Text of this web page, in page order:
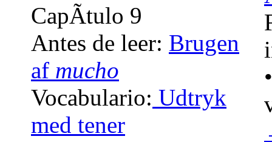
CapÃ­tulo 9
Antes de leer: Brugen
af mucho
Vocabulario: Udtryk
med tener